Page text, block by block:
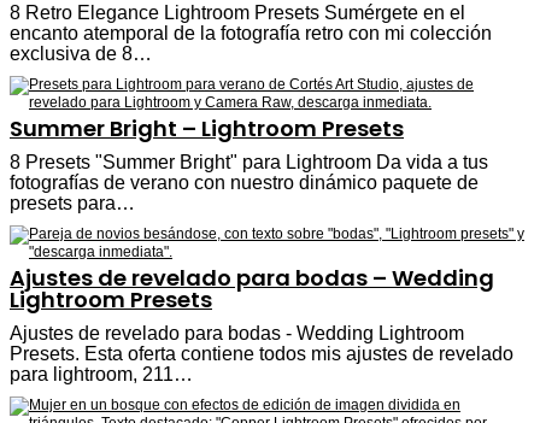
8 Retro Elegance Lightroom Presets Sumérgete en el
encanto atemporal de la fotografía retro con mi colección
exclusiva de 8…
Summer Bright – Lightroom Presets
8 Presets "Summer Bright" para Lightroom Da vida a tus
fotografías de verano con nuestro dinámico paquete de
presets para…
Ajustes de revelado para bodas – Wedding
Lightroom Presets
Ajustes de revelado para bodas - Wedding Lightroom
Presets. Esta oferta contiene todos mis ajustes de revelado
para lightroom, 211…